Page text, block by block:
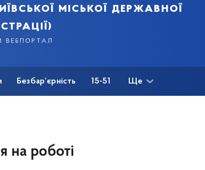
міської державної
вебпортал
Безбар’єрність 15-51 Ще
на роботі